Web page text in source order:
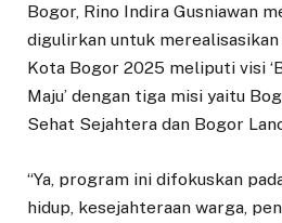
Bogor, Rino Indira Gusniawan
digulirkan untuk
Kota Bogor 2025 meliputi visi
Maju’ dengan tiga misi yaitu
Sehat Sejahtera dan Bogor
“Ya, program ini difokuskan
hidup, kesejahteraan warga,